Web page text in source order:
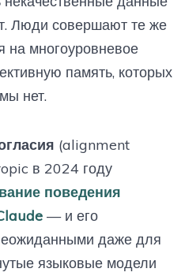
Люди совершают те же
многоуровневое
память, которых
нет.
(alignment
в 2024 году
поведения
— и его
даже для
языковые модели